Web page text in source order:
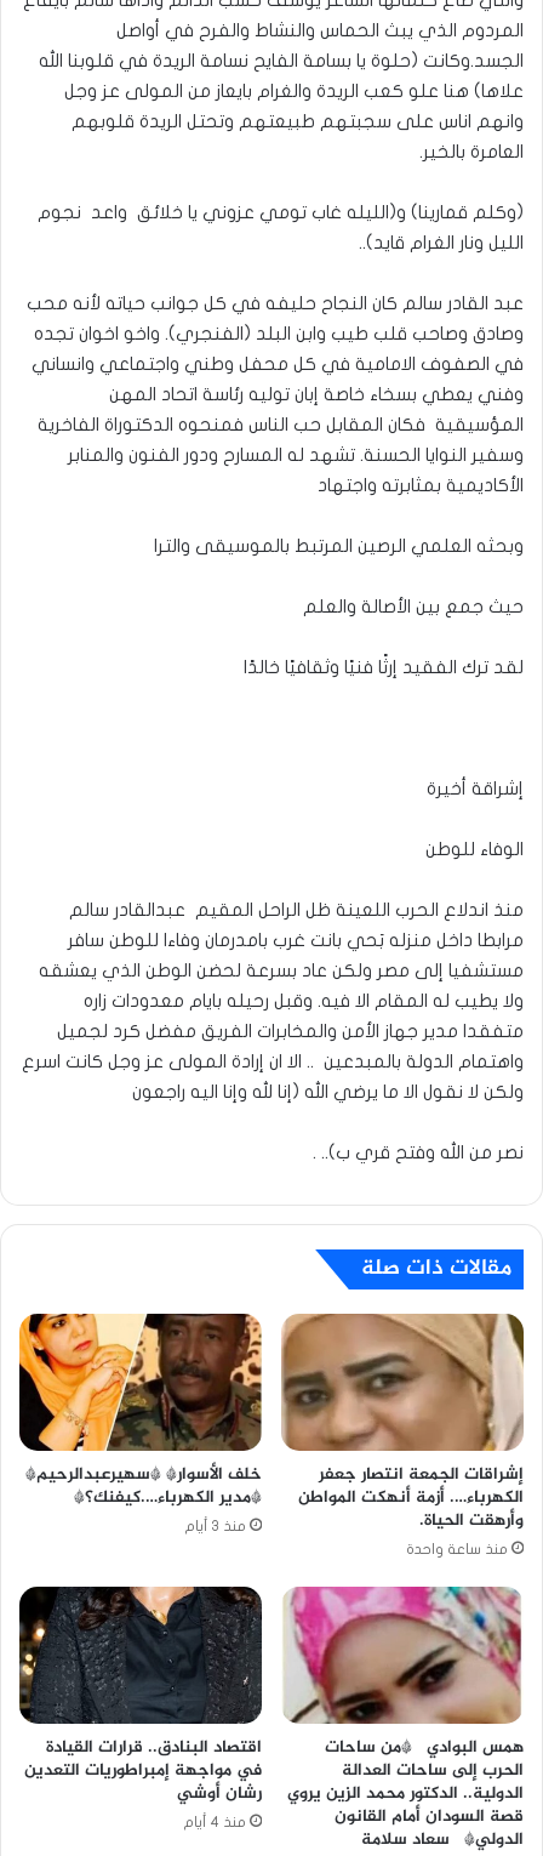
المردوم الذي يبث الحماس والنشاط والفرح في أواصل
الجسد.وكانت (حلوة يا بسامة الفايح نسامة الريدة في قلوبنا الله
علاها) هنا علو كعب الريدة والغرام بايعاز من المولى عز وجل
وانهم اناس على سجبتهم طبيعتهم وتحتل الريدة قلوبهم
العامرة بالخير.
(وكلم قمارينا) و(الليله غاب تومي عزوني يا خلائق واعد نجوم
الليل ونار الغرام قايد)..
عبد القادر سالم كان النجاح حليفه في كل جوانب حياته لأنه محب
وصادق وصاحب قلب طيب وابن البلد (الفنجري). واخو اخوان تجده
في الصفوف الامامية في كل محفل وطني واجتماعي وانساني
وفني يعطي بسخاء خاصة إبان توليه رئاسة اتحاد المهن
المؤسيقية فكان المقابل حب الناس فمنحوه الدكتوراة الفاخرية
وسفير النوايا الحسنة. تشهد له المسارح ودور الفنون والمنابر
الأكاديمية بمثابرته واجتهاد
وبحثه العلمي الرصين المرتبط بالموسيقى والترا
حيث جمع بين الأصالة والعلم
لقد ترك الفقيد إرثًا فنيًا وثقافيًا خالدًا
إشراقة أخيرة
الوفاء للوطن
منذ اندلاع الحرب اللعينة ظل الراحل المقيم عبدالقادر سالم
مرابطا داخل منزله بَحي بانت غرب بامدرمان وفاءا للوطن سافر
مستشفيا إلى مصر ولكن عاد بسرعة لحضن الوطن الذي يعشقه
ولا يطيب له المقام الا فيه. وقبل رحيله بايام معدودات زاره
متفقدا مدير جهاز الأمن والمخابرات الفريق مفضل كرد لجميل
واهتمام الدولة بالمبدعين .. الا ان إرادة المولى عز وجل كانت اسرع
ولكن لا نقول الا ما يرضي الله (إنا لله وإنا اليه راجعون
نصر من الله وفتح قري ب).. .
مقالات ذات صلة
إشراقات الجمعة انتصار جعفر
الكهرباء…. أزمة أنهكت المواطن
وأرهقت الحياة.
منذ ساعة واحدة
خلف الأسوار* *سهيرعبدالرحيم*
*مدير الكهرباء….كيفنك؟*
منذ 3 أيام
همس البوادي *من ساحات
الحرب إلى ساحات العدالة
الدولية.. الدكتور محمد الزين يروي
قصة السودان أمام القانون
الدولي* سعاد سلامة
اقتصاد البنادق.. قرارات القيادة
في مواجهة إمبراطوريات التعدين
رشان أوشي
منذ 4 أيام